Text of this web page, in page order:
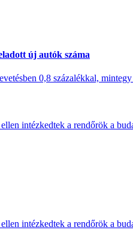
új autók száma
0,8 százalékkal,
intézkedtek a rendőrök a
intézkedtek a rendőrök a